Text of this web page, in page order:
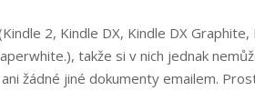
2, Kindle DX, Kindle DX
takže si v nich jednak
žádné jiné dokumenty emailem.